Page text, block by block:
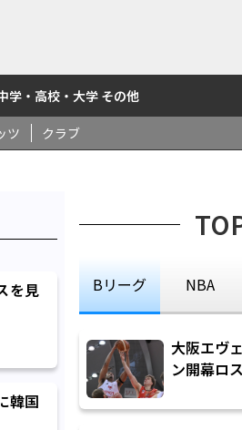
学・高校・大学 その他
ツ
クラブ
を見
韓国
Bリーグ NBA
大阪エヴ
ン開幕ロ
FIGHT』
し進めて